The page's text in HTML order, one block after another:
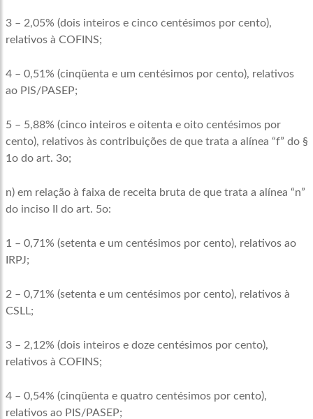
3 – 2,05% (dois inteiros e cinco centésimos por cento),
relativos à COFINS;
4 – 0,51% (cinqüenta e um centésimos por cento), relativos
ao PIS/PASEP;
5 – 5,88% (cinco inteiros e oitenta e oito centésimos por
cento), relativos às contribuições de que trata a alínea “f” do §
1o do art. 3o;
n) em relação à faixa de receita bruta de que trata a alínea “n”
do inciso II do art. 5o:
1 – 0,71% (setenta e um centésimos por cento), relativos ao
IRPJ;
2 – 0,71% (setenta e um centésimos por cento), relativos à
CSLL;
3 – 2,12% (dois inteiros e doze centésimos por cento),
relativos à COFINS;
4 – 0,54% (cinqüenta e quatro centésimos por cento),
relativos ao PIS/PASEP;